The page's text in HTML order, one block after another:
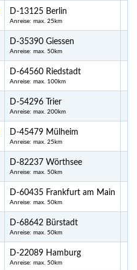
D-13125 Berlin
Anreise: max. 25km
D-35390 Giessen
Anreise: max. 50km
D-64560 Riedstadt
Anreise: max. 100km
D-54296 Trier
Anreise: max. 200km
D-45479 Mülheim
Anreise: max. 25km
D-82237 Wörthsee
Anreise: max. 50km
D-60435 Frankfurt am Main
Anreise: max. 50km
D-68642 Bürstadt
Anreise: max. 50km
D-22089 Hamburg
Anreise: max. 50km